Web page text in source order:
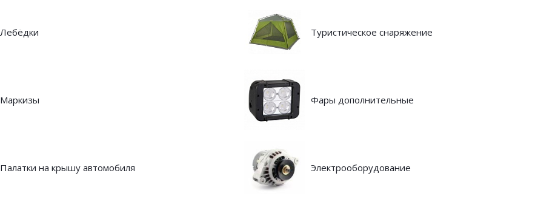
Лебёдки
Маркизы
Палатки на крышу автомобиля
Туристическое снаряжение
Фары дополнительные
Электрооборудование